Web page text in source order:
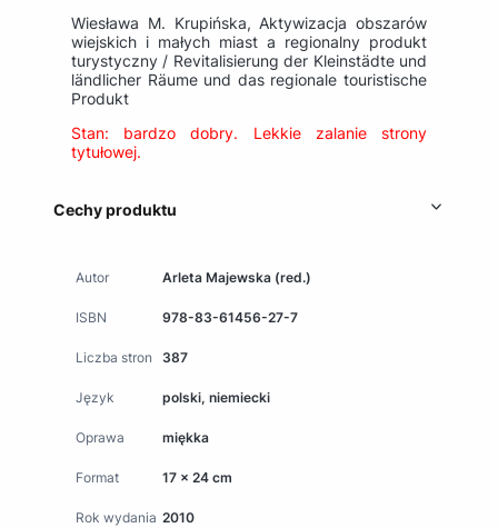
Wiesława M. Krupińska, Aktywizacja obszarów
wiejskich i małych miast a regionalny produkt
turystyczny / Revitalisierung der Kleinstädte und
ländlicher Räume und das regionale touristische
Produkt
Stan: bardzo dobry. Lekkie zalanie strony
tytułowej.
Cechy produktu
Autor Arleta Majewska (red.)
ISBN 978-83-61456-27-7
Liczba stron 387
Język polski, niemiecki
Oprawa miękka
Format 17 x 24 cm
Rok wydania 2010